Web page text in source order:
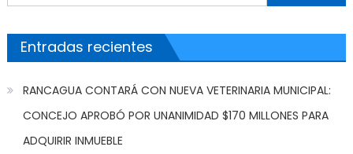
Entradas recientes
RANCAGUA CONTARÁ CON NUEVA VETERINARIA MUNICIPAL:
CONCEJO APROBÓ POR UNANIMIDAD $170 MILLONES PARA
ADQUIRIR INMUEBLE